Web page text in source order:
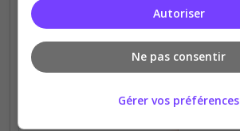
(0)
1 Slots
Autoriser
Ne pas consentir
Gérer vos préférences